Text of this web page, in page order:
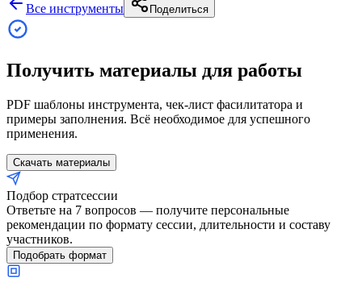
Все инструменты
Поделиться
Получить материалы для работы
PDF шаблоны инструмента, чек-лист фасилитатора и
примеры заполнения. Всё необходимое для успешного
применения.
Скачать материалы
Подбор стратсессии
Ответьте на 7 вопросов — получите персональные
рекомендации по формату сессии, длительности и составу
участников.
Подобрать формат